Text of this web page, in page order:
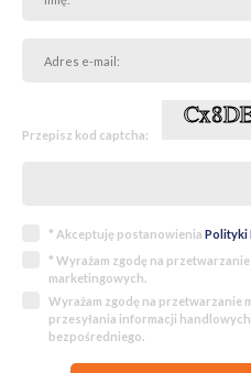
Przepisz kod captcha:
* Akceptuję postanowienia Polityki
* Wyrażam zgodę na
marketingowych.
Wyrażam zgodę na przetwarzanie
przesyłania informacji
bezpośredniego.